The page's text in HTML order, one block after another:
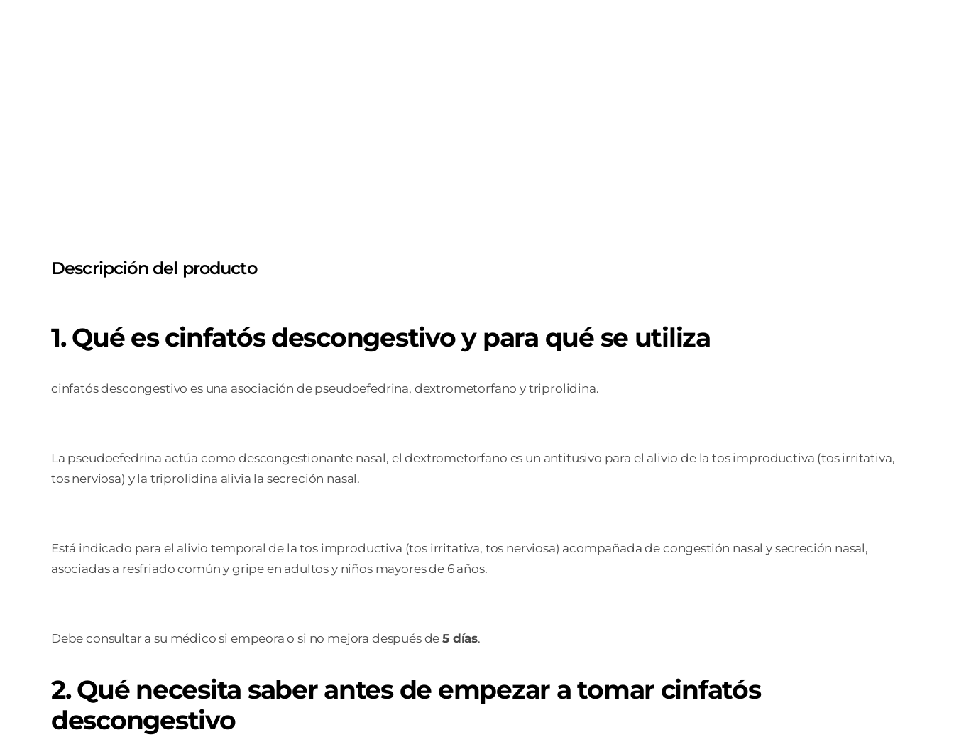
Descripción del producto
1. Qué es cinfatós descongestivo y para qué se utiliza
cinfatós descongestivo es una asociación de pseudoefedrina, dextrometorfano y triprolidina.
La pseudoefedrina actúa como descongestionante nasal, el dextrometorfano es un antitusivo para el alivio de la tos improductiva (tos irritativa,
tos nerviosa) y la triprolidina alivia la secreción nasal.
Está indicado para el alivio temporal de la tos improductiva (tos irritativa, tos nerviosa) acompañada de congestión nasal y secreción nasal,
asociadas a resfriado común y gripe en adultos y niños mayores de 6 años.
Debe consultar a su médico si empeora o si no mejora después de5 días.
2. Qué necesita saber antes de empezar a tomar cinfatós
descongestivo